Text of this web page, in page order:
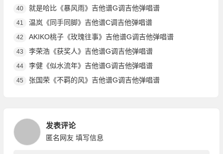
40 就是哈比《暴风雨》吉他谱G调吉他弹唱谱
41 温岚《同手同脚》吉他谱C调吉他弹唱谱
42 AKIKO桃子《玫瑰往事》吉他谱G调吉他弹唱谱
43 李荣浩《获奖人》吉他谱G调吉他弹唱谱
44 李健《似水流年》吉他谱G调吉他弹唱谱
45 张国荣《不羁的风》吉他谱G调吉他弹唱谱
发表评论
匿名网友 填写信息